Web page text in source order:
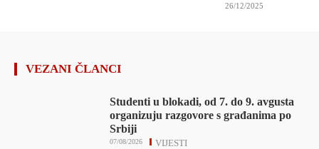
26/12/2025
VEZANI ČLANCI
Studenti u blokadi, od 7. do 9. avgusta
organizuju razgovore s građanima po
Srbiji
VIJESTI
07/08/2026